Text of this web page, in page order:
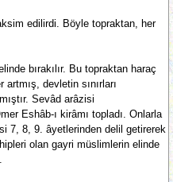
edilirdi. Böyle topraktan, her
bırakılır. Bu topraktan haraç
devletin sınırları
Sevâd arâzisi
Eshâb-ı kirâmı topladı. Onlarla
7, 8, 9. âyetlerinden delil getirerek
olan gayri müslimlerin elinde